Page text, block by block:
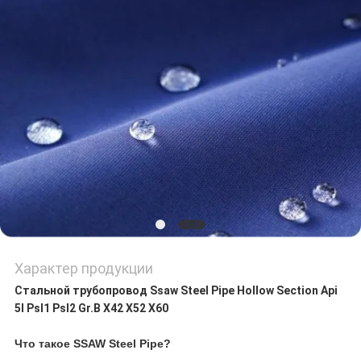
КОНФИДЕНЦИАЛЬНОСТИ
Характер продукции
Стальной трубопровод Ssaw Steel Pipe Hollow Section Api
5l Psl1 Psl2 Gr.B X42 X52 X60
Что такое SSAW Steel Pipe?